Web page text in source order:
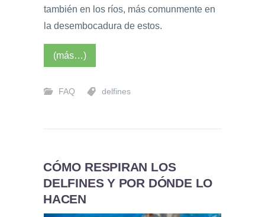
también en los ríos, más comunmente en
la desembocadura de estos.
(más…)
FAQ delfines
CÓMO RESPIRAN LOS
DELFINES Y POR DÓNDE LO
HACEN